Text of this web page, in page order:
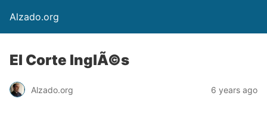
Alzado.org
El Corte InglÃ©s
Alzado.org 6 years ago